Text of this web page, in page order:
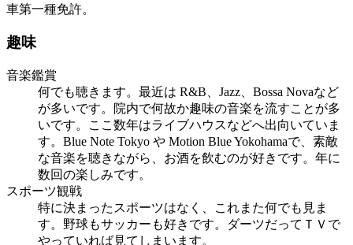
車第一種免許。
趣味
音楽鑑賞
何でも聴きます。最近は R&B、Jazz、Bossa Novaなど
が多いです。院内で何故か趣味の音楽を流すことが多
いです。ここ数年はライブハウスなどへ出向いていま
す。Blue Note Tokyo や Motion Blue Yokohamaで、素敵
な音楽を聴きながら、お酒を飲むのが好きです。年に
数回の楽しみです。
スポーツ観戦
特に決まったスポーツはなく、これまた何でも見ま
す。野球もサッカーも好きです。ダーツだってＴＶで
やっていれば見てしまいます。